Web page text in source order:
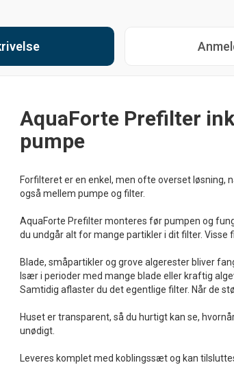
AquaForte Prefilter
pumpe
Forfilteret er en enkel, men ofte overset løsning,
også mellem pumpe og filter.
AquaForte Prefilter monteres før pumpen og
du undgår alt for mange partikler i dit filter.
Blade, småpartikler og grove algerester bliver
Især i perioder med mange blade eller kraftig
Samtidig aflaster du det egentlige filter. Når de
Huset er transparent, så du hurtigt kan se,
unødigt.
Leveres komplet med koblingssæt og kan